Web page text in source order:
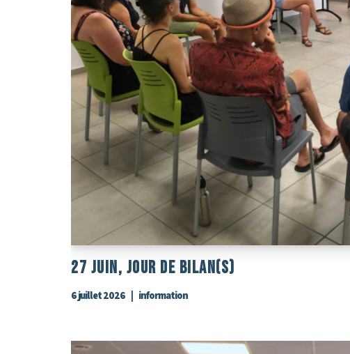
27 Juin, Jour De Bilan(s)
6 juillet 2026 information